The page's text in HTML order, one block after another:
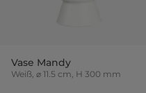
Vase Mandy
Weiß, ⌀ 11.5 cm, H 300 mm